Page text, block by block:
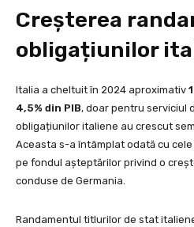
Creșterea
obligațiunilor
Italia a cheltuit în 2024 aproximativ
4,5% din PIB, doar pentru serviciul
obligațiunilor italiene au crescut
Aceasta s-a întâmplat odată cu
pe fondul așteptărilor privind o
conduse de Germania.
Randamentul titlurilor de stat